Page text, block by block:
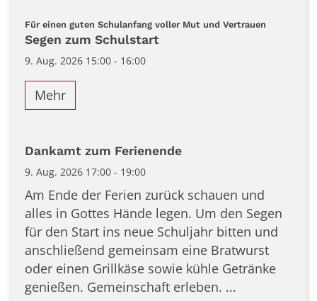
Für einen guten Schulanfang voller Mut und Vertrauen
Segen zum Schulstart
9. Aug. 2026 15:00 - 16:00
Mehr
Dankamt zum Ferienende
9. Aug. 2026 17:00 - 19:00
Am Ende der Ferien zurück schauen und
alles in Gottes Hände legen. Um den Segen
für den Start ins neue Schuljahr bitten und
anschließend gemeinsam eine Bratwurst
oder einen Grillkäse sowie kühle Getränke
genießen. Gemeinschaft erleben. ...